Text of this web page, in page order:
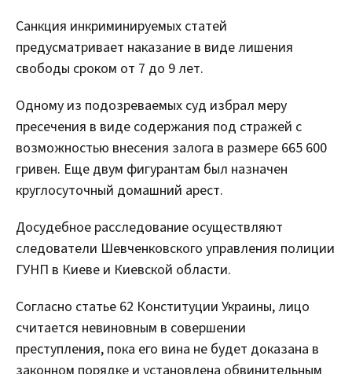
Санкция инкриминируемых статей
предусматривает наказание в виде лишения
свободы сроком от 7 до 9 лет.
Одному из подозреваемых суд избрал меру
пресечения в виде содержания под стражей с
возможностью внесения залога в размере 665 600
гривен. Еще двум фигурантам был назначен
круглосуточный домашний арест.
Досудебное расследование осуществляют
следователи Шевченковского управления полиции
ГУНП в Киеве и Киевской области.
Согласно статье 62 Конституции Украины, лицо
считается невиновным в совершении
преступления, пока его вина не будет доказана в